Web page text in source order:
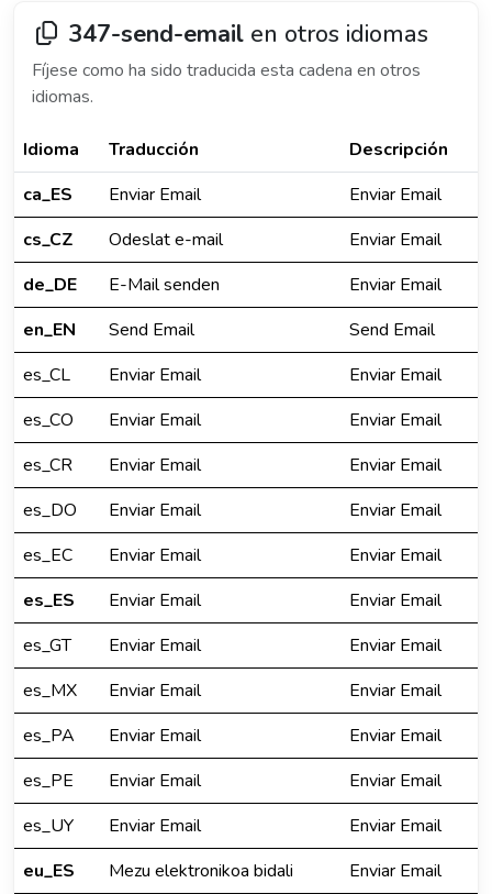
347-send-email en otros idiomas
Fíjese como ha sido traducida esta cadena en otros
idiomas.
Idioma Traducción
Descripción
ca_ES
Enviar Email
Enviar Email
cs_CZ
Odeslat e-mail
Enviar Email
de_DE
E-Mail senden
Enviar Email
en_EN
Send Email
Send Email
es_CL
Enviar Email
Enviar Email
es_CO
Enviar Email
Enviar Email
es_CR
Enviar Email
Enviar Email
es_DO
Enviar Email
Enviar Email
es_EC
Enviar Email
Enviar Email
es_ES
Enviar Email
Enviar Email
es_GT
Enviar Email
Enviar Email
es_MX
Enviar Email
Enviar Email
es_PA
Enviar Email
Enviar Email
es_PE
Enviar Email
Enviar Email
es_UY
Enviar Email
Enviar Email
eu_ES
Mezu elektronikoa bidali
Enviar Email